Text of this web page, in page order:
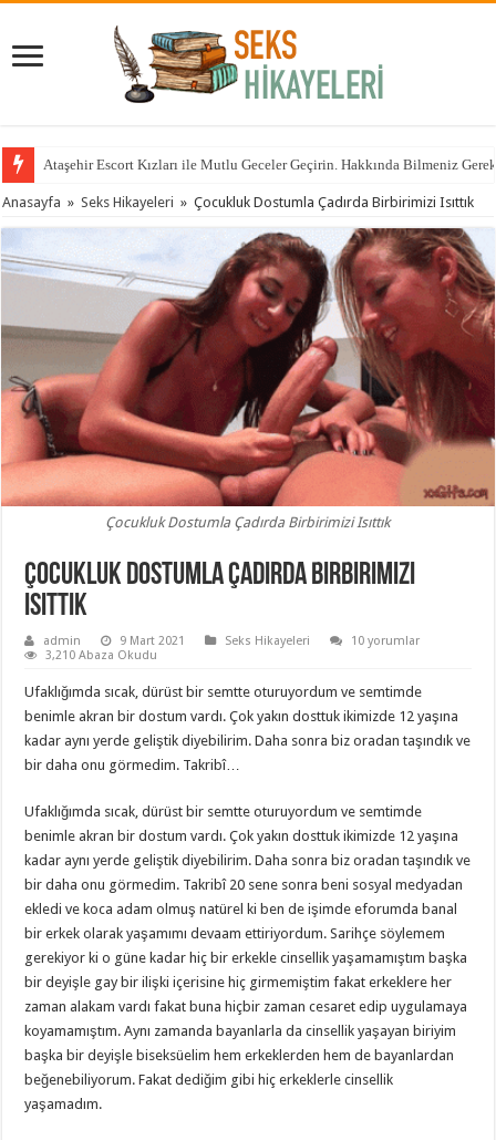
Ataşehir Escort Kızları ile Mutlu Geceler Geçirin. Hakkında Bilmeniz
Anasayfa » Seks Hikayeleri » Çocukluk Dostumla Çadırda Birbirimizi Isıttık
Çocukluk Dostumla Çadırda Birbirimizi Isıttık
Çocukluk Dostumla Çadırda Birbirimizi
Isıttık
admin 9 Mart 2021 Seks Hikayeleri
10 yorumlar
3,210 Abaza Okudu
Ufaklığımda sıcak, dürüst bir semtte oturuyordum ve semtimde
benimle akran bir dostum vardı. Çok yakın dosttuk ikimizde 12 yaşına
kadar aynı yerde geliştik diyebilirim. Daha sonra biz oradan taşındık ve
bir daha onu görmedim. Takribî…
Ufaklığımda sıcak, dürüst bir semtte oturuyordum ve semtimde
benimle akran bir dostum vardı. Çok yakın dosttuk ikimizde 12 yaşına
kadar aynı yerde geliştik diyebilirim. Daha sonra biz oradan taşındık ve
bir daha onu görmedim. Takribî 20 sene sonra beni sosyal medyadan
ekledi ve koca adam olmuş natürel ki ben de işimde eforumda banal
bir erkek olarak yaşamımı devaam ettiriyordum. Sarihçe söylemem
gerekiyor ki o güne kadar hiç bir erkekle cinsellik yaşamamıştım başka
bir deyişle gay bir ilişki içerisine hiç girmemiştim fakat erkeklere her
zaman alakam vardı fakat buna hiçbir zaman cesaret edip uygulamaya
koyamamıştım. Aynı zamanda bayanlarla da cinsellik yaşayan biriyim
başka bir deyişle biseksüelim hem erkeklerden hem de bayanlardan
beğenebiliyorum. Fakat dediğim gibi hiç erkeklerle cinsellik
yaşamadım.